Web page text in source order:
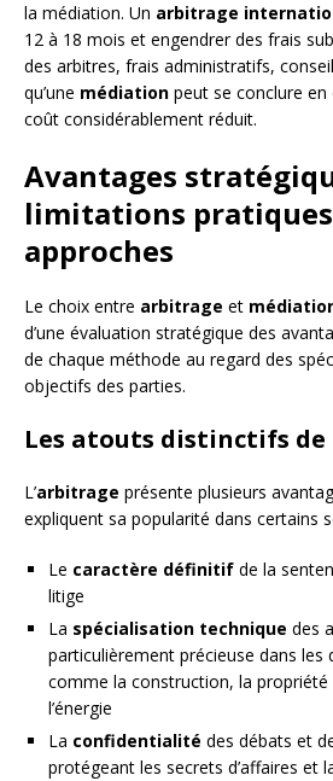
la médiation. Un arbitrage
12 à 18 mois et engendrer des frais
des arbitres, frais administratifs,
qu’une médiation peut se conclure en
coût considérablement réduit.
Avantages
limitations
approches
Le choix entre arbitrage et
d’une évaluation stratégique des
de chaque méthode au regard des
objectifs des parties.
Les atouts distinctifs de
L’arbitrage présente plusieurs
expliquent sa popularité dans certains
Le caractère définitif de la
litige
La spécialisation technique des
particulièrement précieuse dans les
comme la construction, la propriété
l’énergie
La confidentialité des débats et
protégeant les secrets d’affaires et